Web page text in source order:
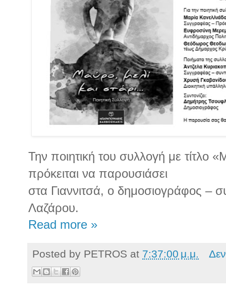
Την ποιητική του συλλογή με τίτλο
πρόκειται να παρουσιάσει
στα Γιαννιτσά, ο δημοσιογράφος –
Λαζάρου.
Read more »
Posted by PETROS at 7:37:00 μ.μ.